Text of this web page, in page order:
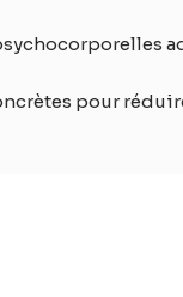
pour